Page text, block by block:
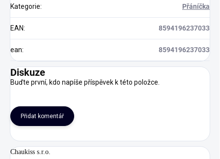
Kategorie: Přáníčka
EAN: 8594196237033
ean: 8594196237033
Diskuze
Buďte první, kdo napíše příspěvek k této položce.
Přidat komentář
Chaukiss s.r.o.